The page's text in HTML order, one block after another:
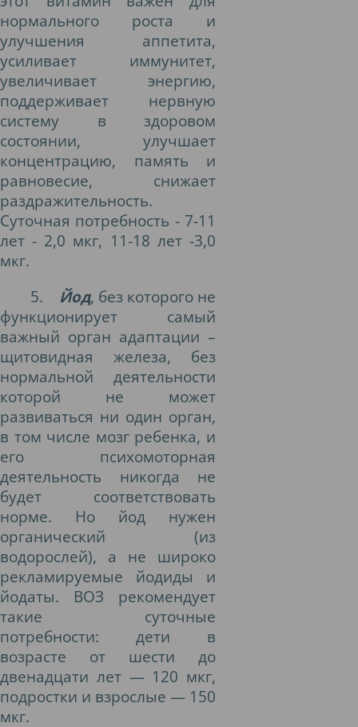
нормального роста и
улучшения аппетита,
усиливает иммунитет,
увеличивает энергию,
поддерживает нервную
систему в здоровом
состоянии, улучшает
концентрацию, память и
равновесие, снижает
раздражительность.
Суточная потребность - 7-11
лет - 2,0 мкг, 11-18 лет -3,0
мкг.
5.
Йод, без которого не
функционирует самый
важный орган адаптации –
щитовидная железа, без
нормальной деятельности
которой не может
развиваться ни один орган,
в том числе мозг ребенка, и
его психомоторная
деятельность никогда не
будет соответствовать
норме. Но йод нужен
органический (из
водорослей), а не широко
рекламируемые йодиды и
йодаты. ВОЗ рекомендует
такие суточные
потребности: дети в
возрасте от шести до
двенадцати лет — 120 мкг,
подростки и взрослые — 150
мкг.